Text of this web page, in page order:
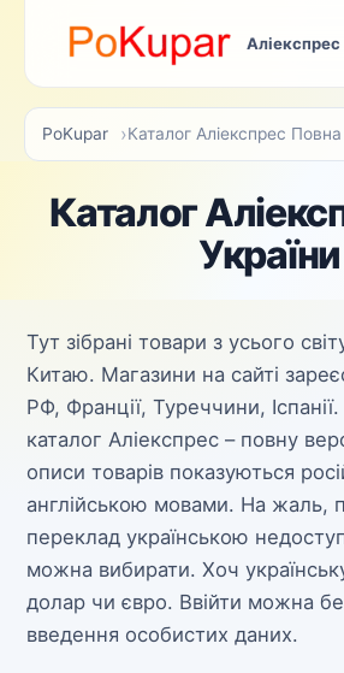
Аліекспрес
PoKupar Каталог Аліекспрес Повна
Каталог
України
Тут зібрані товари з усього
Китаю. Магазини на сайті
РФ, Франції, Туреччини,
каталог Аліекспрес – повну
описи товарів показуються
англійською мовами. На жаль,
переклад українською
можна вибирати. Хоч
долар чи євро. Ввійти можна
введення особистих даних.